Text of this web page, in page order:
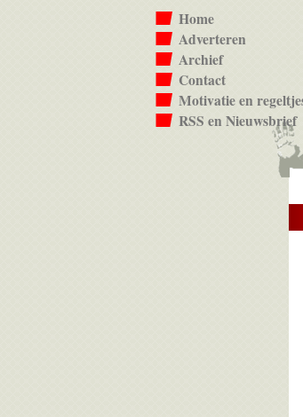
Home
Adverteren
Archief
Contact
Motivatie en
RSS en Nieuwsbrief